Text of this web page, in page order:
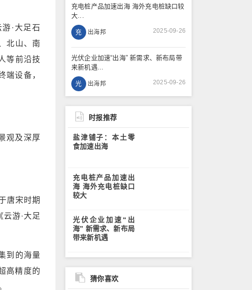
·大足石
北山、南
等前沿技
端设备，
观及深厚
唐宋时期
游·大足
到的海量
高精度的
充电桩产品加速出海 海外充电桩缺口较
大...
充 出海邦 2025-09-26
光伏企业加速“出海” 新需求、新布局带
来新机遇...
光 出海邦 2025-09-26
时报推荐
盐津铺子：本土零
食加速出海
充电桩产品加速出
海 海外充电桩缺口
较大
光伏企业加速“出
海” 新需求、新布局
带来新机遇
猜你喜欢